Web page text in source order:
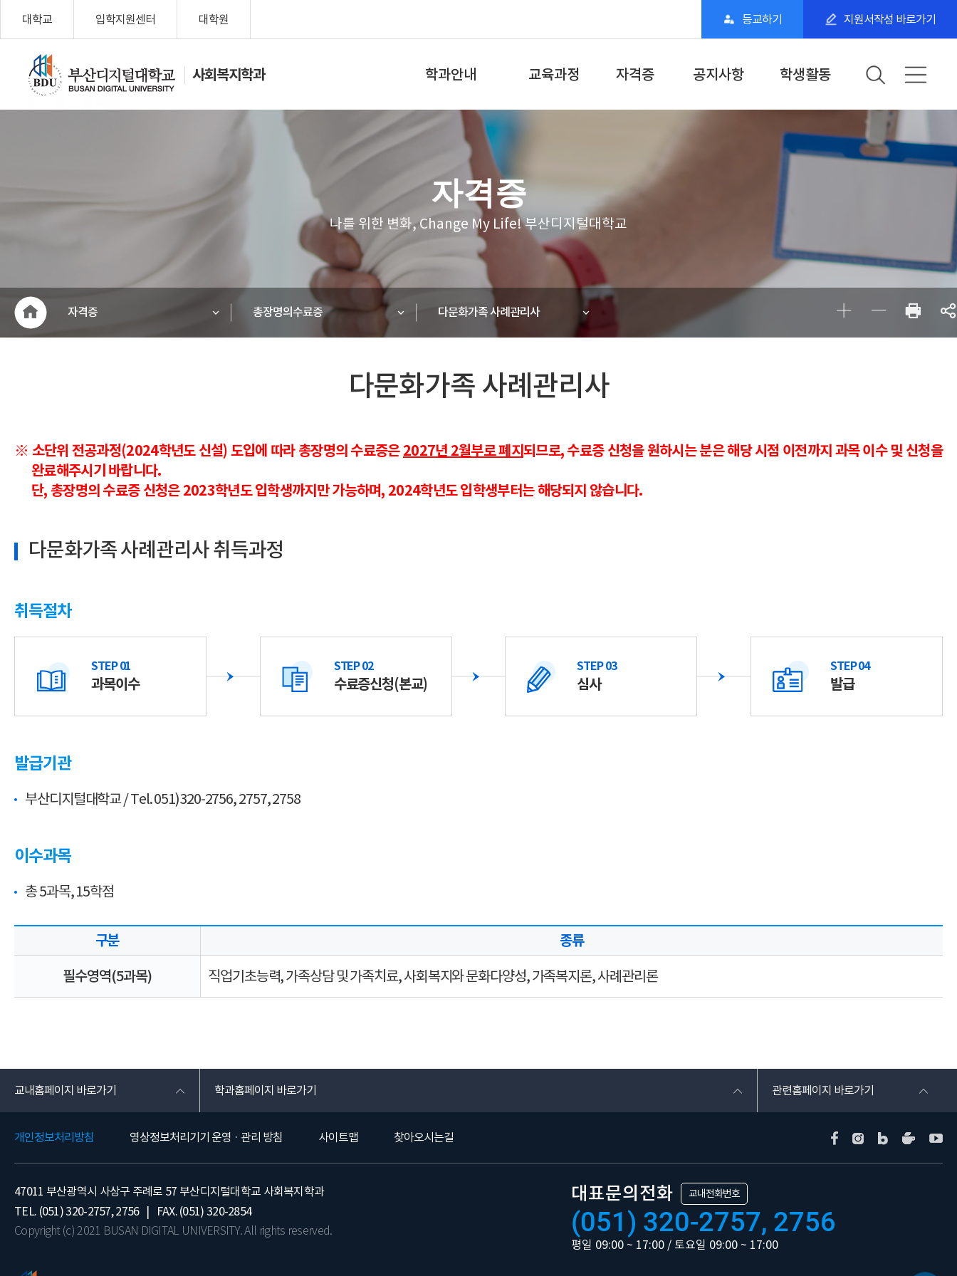
대학교 입학지원센터 대학원 등교하기 지원서작성 바로가기
사회복지학과
My Life!
메
학과안내
학과소개
전공역량 소개
교수소개
협약기관·관련사이트
홍보리플릿
교육과정
비교과교육과정
사회복지현장실습
자격증
총장명의수료증
공지사항 학생활동
학과활동
동아리
스터디
동문회
BDU 학생 스토리
자격증
나를 위한 변화, Change My Life! 부산디지털대학교
자격증 총장명의수료증 다문화가족 사례관리사
다문화가족 사례관리사
※ 소단위 전공과정(2024학년도 신설) 도입에 따라 총장명의 수료증은2027년 2월부로 폐지되므로, 수료증 신청을 원하시는 분은 해당 시점 이전까지 과목 이수 및 신청을
완료해주시기 바랍니다.
단, 총장명의 수료증 신청은 2023학년도 입학생까지만 가능하며, 2024학년도 입학생부터는 해당되지 않습니다.
다문화가족 사례관리사 취득과정
취득절차
STEP 01
과목이수
STEP 02
수료증신청(본교)
STEP 03
심사
STEP 04
발급
발급기관
부산디지털대학교 / Tel. 051)320-2756, 2757, 2758
이수과목
총 5과목, 15학점
구분
종류
필수영역(5과목)
직업기초능력, 가족상담 및 가족치료, 사회복지와 문화다양성, 가족복지론, 사례관리론
교내홈페이지 바로가기 학과홈페이지 바로가기 관련홈페이지 바로가기
개인정보처리방침 영상정보처리기기 운영 · 관리 방침 사이트맵 찾아오시는길
47011 부산광역시 사상구 주례로 57 부산디지털대학교 사회복지학과
TEL. (051) 320-2757, 2756 | FAX. (051) 320-2854
Copyright (c) 2021 BUSAN DIGITAL UNIVERSITY. All rights reserved.
대표문의전화 교내전화번호
(051) 320-2757, 2756
평일 09:00 ~ 17:00 / 토요일 09:00 ~ 17:00